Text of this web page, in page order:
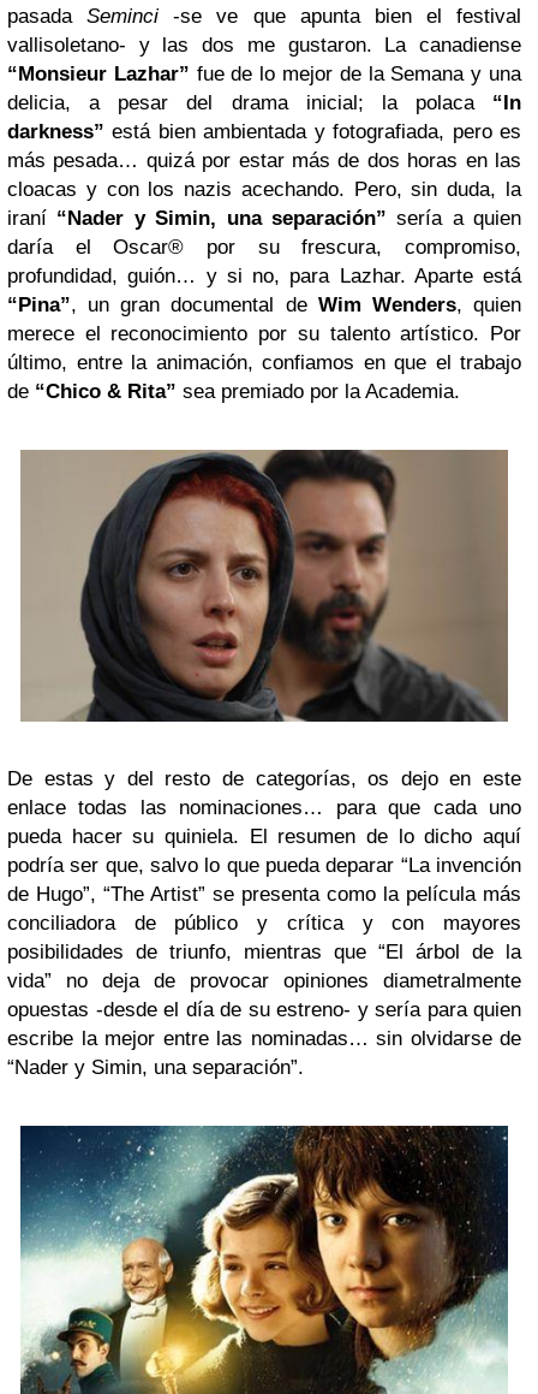
pasadaSeminci -se ve que apunta bien el festival
vallisoletano- y las dos me gustaron. La canadiense
“Monsieur Lazhar” fue de lo mejor de la Semana y una
delicia, a pesar del drama inicial; la polaca “In
darkness” está bien ambientada y fotografiada, pero es
más pesada… quizá por estar más de dos horas en las
cloacas y con los nazis acechando. Pero, sin duda, la
iraní “Nader y Simin, una separación” sería a quien
daría el Oscar® por su frescura, compromiso,
profundidad, guión… y si no, para Lazhar. Aparte está
“Pina”, un gran documental de Wim Wenders, quien
merece el reconocimiento por su talento artístico. Por
último, entre la animación, confiamos en que el trabajo
de “Chico & Rita” sea premiado por la Academia.
De estas y del resto de categorías, os dejo en este
enlace todas las nominaciones… para que cada uno
pueda hacer su quiniela. El resumen de lo dicho aquí
podría ser que, salvo lo que pueda deparar “La invención
de Hugo”, “The Artist” se presenta como la película más
conciliadora de público y crítica y con mayores
posibilidades de triunfo, mientras que “El árbol de la
vida” no deja de provocar opiniones diametralmente
opuestas -desde el día de su estreno- y sería para quien
escribe la mejor entre las nominadas… sin olvidarse de
“Nader y Simin, una separación”.